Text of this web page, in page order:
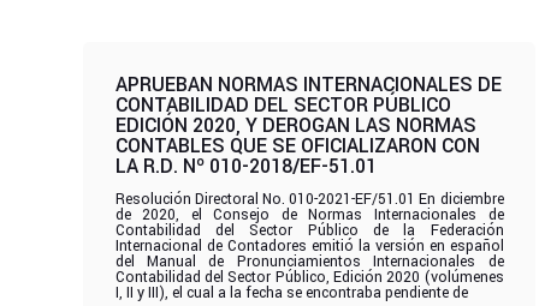
APRUEBAN NORMAS INTERNACIONALES DE
CONTABILIDAD DEL SECTOR PÚBLICO
EDICIÓN 2020, Y DEROGAN LAS NORMAS
CONTABLES QUE SE OFICIALIZARON CON
LA R.D. Nº 010-2018/EF-51.01
Resolución Directoral No. 010-2021-EF/51.01 En diciembre
de 2020, el Consejo de Normas Internacionales de
Contabilidad del Sector Público de la Federación
Internacional de Contadores emitió la versión en español
del Manual de Pronunciamientos Internacionales de
Contabilidad del Sector Público, Edición 2020 (volúmenes
I, II y III), el cual a la fecha se encontraba pendiente de